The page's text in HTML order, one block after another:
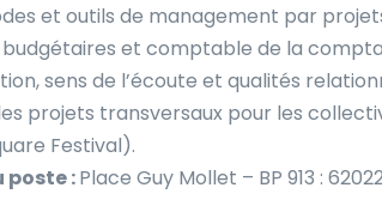
et outils de management par
budgétaires et comptable de la
sens de l’écoute et qualités
projets transversaux pour les
Festival).
poste :Place Guy Mollet – BP 913 :